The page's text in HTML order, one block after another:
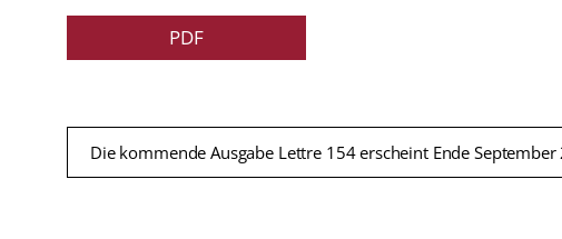
PDF
Die kommende Ausgabe Lettre 154 erscheint Ende September